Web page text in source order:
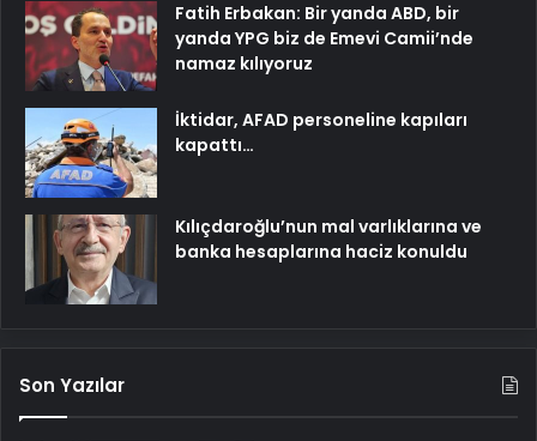
Fatih Erbakan: Bir yanda ABD, bir
yanda YPG biz de Emevi Camii’nde
namaz kılıyoruz
İktidar, AFAD personeline kapıları
kapattı…
Kılıçdaroğlu’nun mal varlıklarına ve
banka hesaplarına haciz konuldu
Son Yazılar